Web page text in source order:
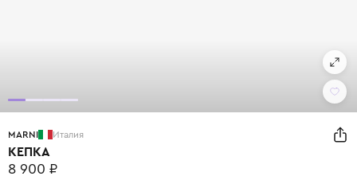
MARNI Италия
КЕПКА
8 900 ₽